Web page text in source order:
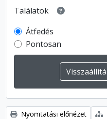
Találatok
Átfedés
Pontosan
Nyomtatási előnézet